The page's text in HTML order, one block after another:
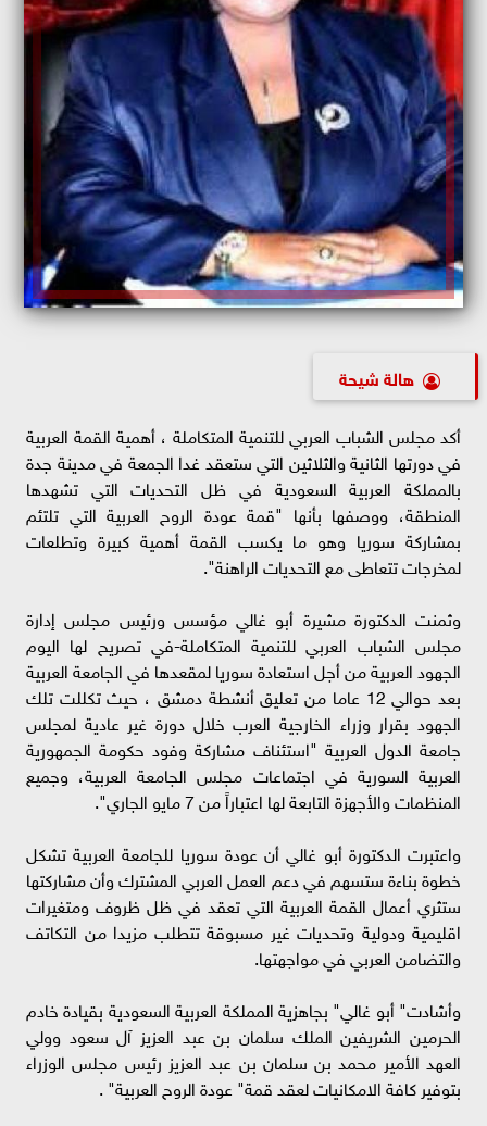
هالة شيحة
أكد مجلس الشباب العربي للتنمية المتكاملة ، أهمية القمة العربية
في دورتها الثانية والثلاثين التي ستعقد غدا الجمعة في مدينة جدة
بالمملكة العربية السعودية في ظل التحديات التي تشهدها
المنطقة، ووصفها بأنها "قمة عودة الروح العربية التي تلتئم
بمشاركة سوريا وهو ما يكسب القمة أهمية كبيرة وتطلعات
لمخرجات تتعاطى مع التحديات الراهنة".
وثمنت الدكتورة مشيرة أبو غالي مؤسس ورئيس مجلس إدارة
مجلس الشباب العربي للتنمية المتكاملة-في تصريح لها اليوم
الجهود العربية من أجل استعادة سوريا لمقعدها في الجامعة العربية
بعد حوالي 12 عاما من تعليق أنشطة دمشق ، حيث تكللت تلك
الجهود بقرار وزراء الخارجية العرب خلال دورة غير عادية لمجلس
جامعة الدول العربية "استئناف مشاركة وفود حكومة الجمهورية
العربية السورية في اجتماعات مجلس الجامعة العربية، وجميع
المنظمات والأجهزة التابعة لها اعتباراً من 7 مايو الجاري".
واعتبرت الدكتورة أبو غالي أن عودة سوريا للجامعة العربية تشكل
خطوة بناءة ستسهم في دعم العمل العربي المشترك وأن مشاركتها
ستثري أعمال القمة العربية التي تعقد في ظل ظروف ومتغيرات
اقليمية ودولية وتحديات غير مسبوقة تتطلب مزيدا من التكاتف
والتضامن العربي في مواجهتها.
وأشادت" أبو غالي" بجاهزية المملكة العربية السعودية بقيادة خادم
الحرمين الشريفين الملك سلمان بن عبد العزيز آل سعود وولي
العهد الأمير محمد بن سلمان بن عبد العزيز رئيس مجلس الوزراء
بتوفير كافة الامكانيات لعقد قمة" عودة الروح العربية" .